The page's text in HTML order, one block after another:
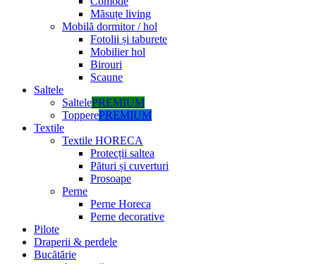
Măsuțe living
Mobilă dormitor / hol
Fotolii și taburete
Mobilier hol
Birouri
Scaune
Saltele
SaltelePREMIUM
TopperePREMIUM
Textile
Textile HORECA
Protecții saltea
Pături și cuverturi
Prosoape
Perne
Perne Horeca
Perne decorative
Pilote
Draperii & perdele
Bucătărie